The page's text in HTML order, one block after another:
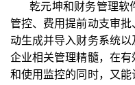
乾元坤和财务管理软
管控、费用提前动支审
动生成并导入财务系统
企业相关管理精髓，在
和使用监控的同时，又